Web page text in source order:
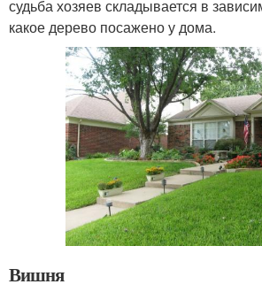
судьба хозяев складывается в
какое дерево посажено у дома.
Вишня